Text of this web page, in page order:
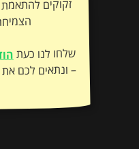
שלחו לנו כעת